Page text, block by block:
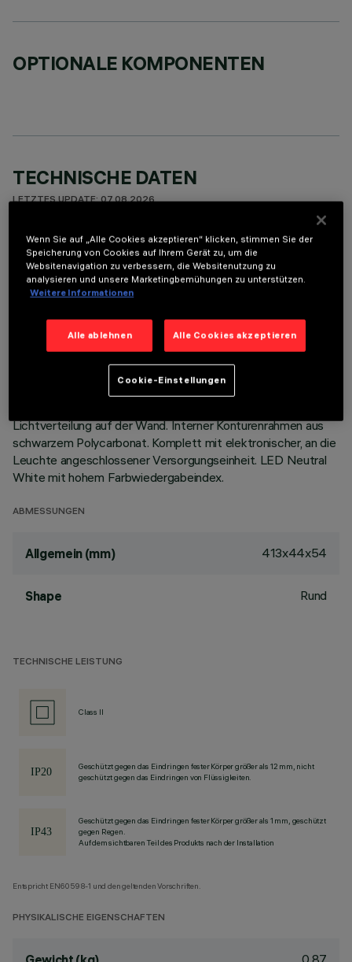
OPTIONALE KOMPONENTEN
TECHNISCHE DATEN
LETZTES UPDATE: 07.08.2026
BESCHREIBUNG
Miniaturisierte, rechteckige Einbauleuchte mit LED.
Hauptkorpus mit strahlender Oberfläche aus
Asymmetrisches optisches System, das spezifisch für eine
effiziente Wallwasher-Lichtverteilung konzipiert ist.
Lichtstromverstärker - Reflektor aus Reinstaluminium -
Blendschutz aus PMMA mit gerillter Oberfläche; eine
Lichtverteilung auf der Wand. Interner Konturenrahmen aus
schwarzem Polycarbonat. Komplett mit elektronischer, an die
Leuchte angeschlossener Versorgungseinheit. LED Neutral
White mit hohem Farbwiedergabeindex.
ABMESSUNGEN
Allgemein (mm) 413x44x54
Shape Rund
TECHNISCHE LEISTUNG
Class II
Geschützt gegen das Eindringen fester Körper größer als 12 mm, nicht
geschützt gegen das Eindringen von Flüssigkeiten.
Geschützt gegen das Eindringen fester Körper größer als 1 mm, geschützt
gegen Regen.
Auf dem sichtbaren Teil des Produkts nach der Installation
Entspricht EN60598-1 und den geltenden Vorschriften.
PHYSIKALISCHE EIGENSCHAFTEN
0.87
Wenn Sie auf „Alle Cookies akzeptieren“ klicken, stimmen Sie der
Speicherung von Cookies auf Ihrem Gerät zu, um die
Websitenavigation zu verbessern, die Websitenutzung zu
analysieren und unsere Marketingbemühungen zu unterstützen.
Weitere Informationen
Alle ablehnen Alle Cookies akzeptieren
Cookie-Einstellungen